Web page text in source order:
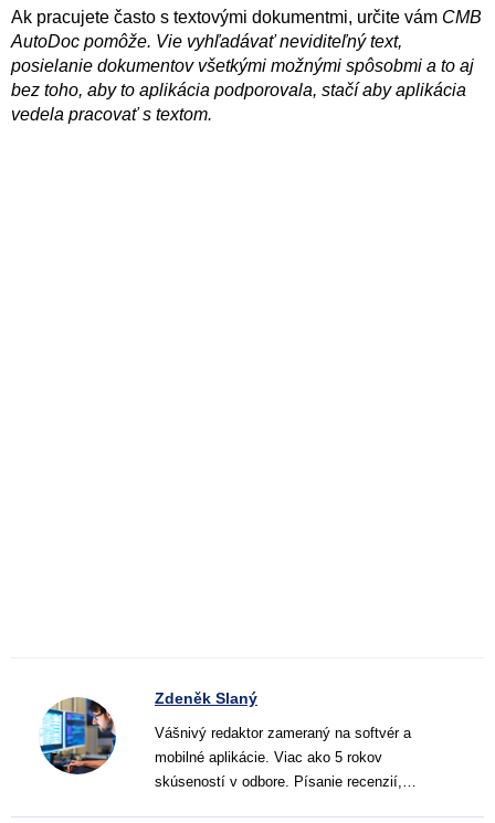
Ak pracujete často s textovými dokumentmi, určite vám CMB
AutoDoc pomôže. Vie vyhľadávať neviditeľný text,
posielanie dokumentov všetkými možnými spôsobmi a to aj
bez toho, aby to aplikácia podporovala, stačí aby aplikácia
vedela pracovať s textom.
Zdeněk Slaný
Vášnivý redaktor zameraný na softvér a
mobilné aplikácie. Viac ako 5 rokov
skúseností v odbore. Písanie recenzií,